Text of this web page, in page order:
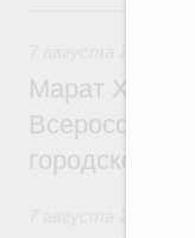
Марат
городской